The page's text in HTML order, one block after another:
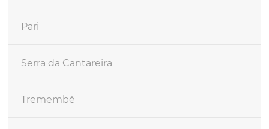
Pari
Serra da Cantareira
Tremembé